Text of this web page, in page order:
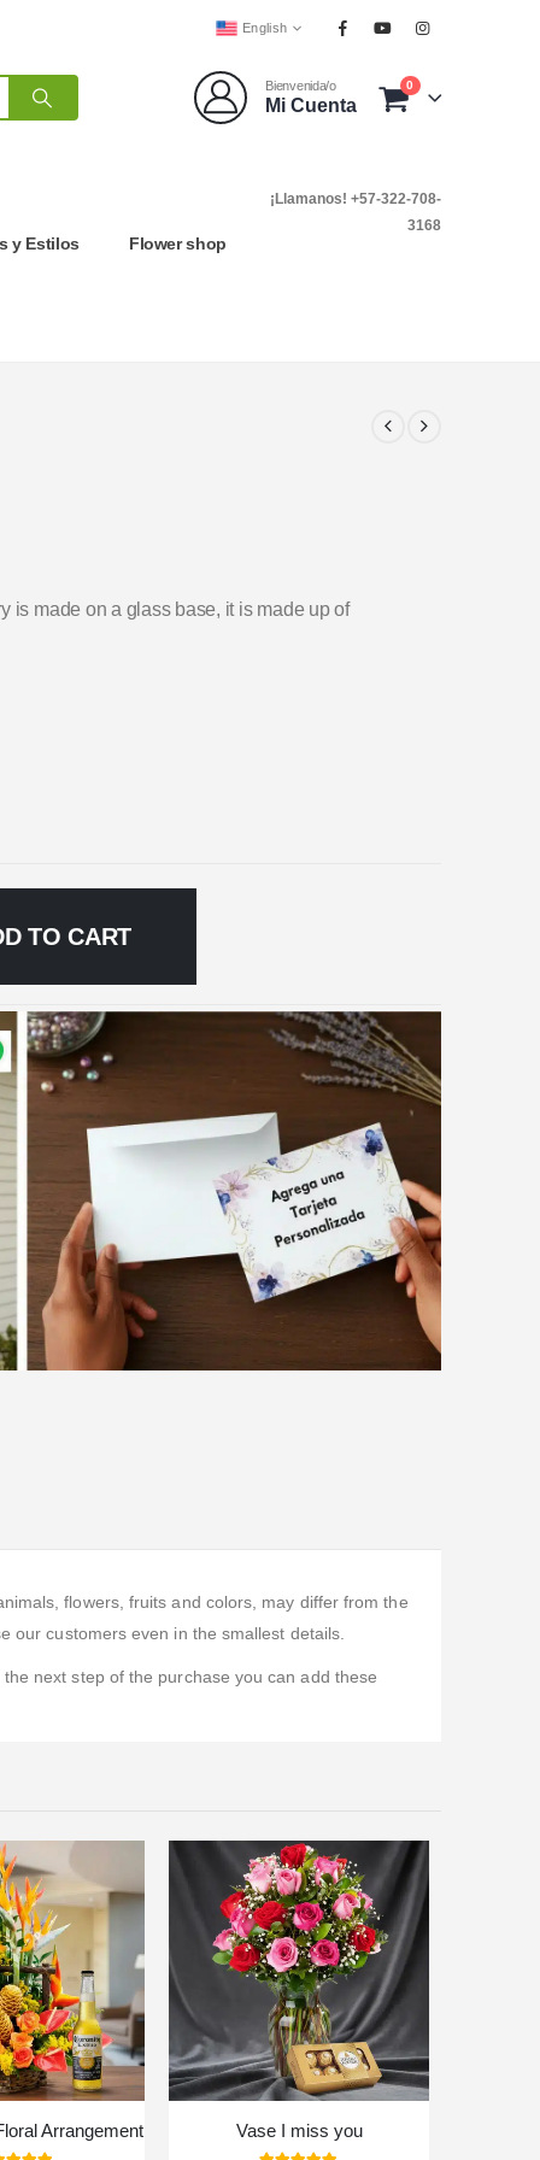
English
Bienvenida/o
Mi Cuenta
0
y Estilos Flower shop
¡Llamanos! +57-322-708-
3168
is made on a glass base, it is made up of
TO CART
flowers, fruits and colors, may differ from the
our customers even in the smallest details.
next step of the purchase you can add these
Arrangement Vase I miss you